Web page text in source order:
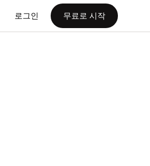
로그인 무료로 시작